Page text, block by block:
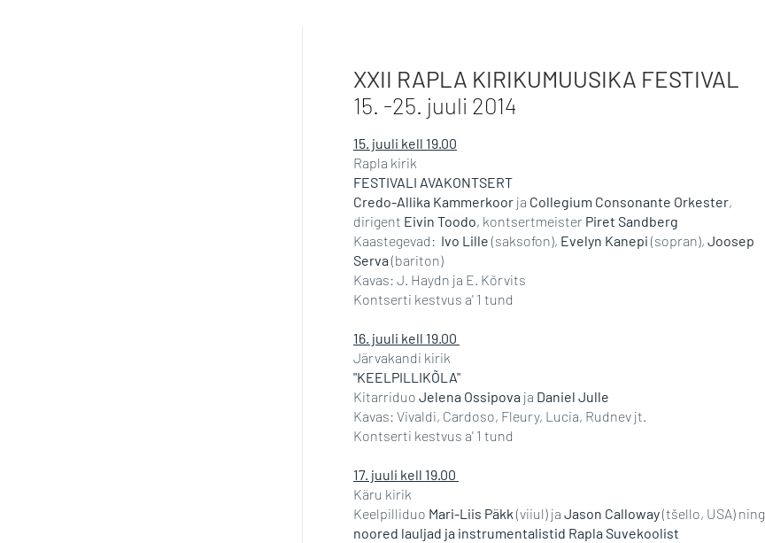
XXII RAPLA KIRIKUMUUSIKA FESTIVAL
15. -25. juuli 2014
15. juuli kell 19.00
Rapla kirik
FESTIVALI AVAKONTSERT
Credo-Allika Kammerkoor ja Collegium Consonante Orkester,
dirigent Eivin Toodo, kontsertmeister Piret Sandberg
Kaastegevad: Ivo Lille (saksofon), Evelyn Kanepi (sopran), Joosep
Serva(bariton)
Kavas: J. Haydn ja E. Kõrvits
Kontserti kestvus a' 1 tund
16. juuli kell 19.00
Järvakandi kirik
"KEELPILLIKÕLA"
Kitarriduo Jelena Ossipova ja Daniel Julle
Kavas: Vivaldi, Cardoso, Fleury, Lucia, Rudnev jt.
Kontserti kestvus a' 1 tund
17. juuli kell 19.00
Käru kirik
Keelpilliduo Mari-Liis Päkk (viiul) ja Jason Calloway(tšello, USA) ning
noored lauljad ja instrumentalistid Rapla Suvekoolist